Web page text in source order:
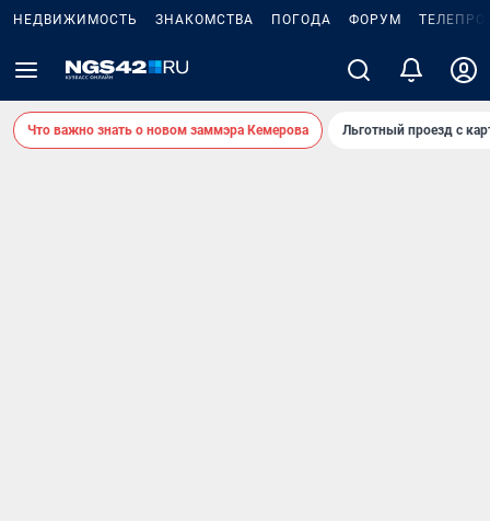
НЕДВИЖИМОСТЬ ЗНАКОМСТВА ПОГОДА ФОРУМ
Что важно знать о новом заммэра Кемерова Льготный проезд с